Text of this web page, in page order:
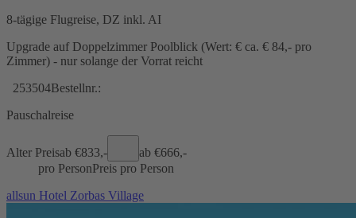
8-tägige Flugreise, DZ inkl. AI
Upgrade auf Doppelzimmer Poolblick (Wert: € ca. € 84,- pro
Zimmer) - nur solange der Vorrat reicht
253504Bestellnr.:
Pauschalreise
Alter Preisab €833,- ab €666,-
pro PersonPreis pro Person
allsun Hotel Zorbas Village